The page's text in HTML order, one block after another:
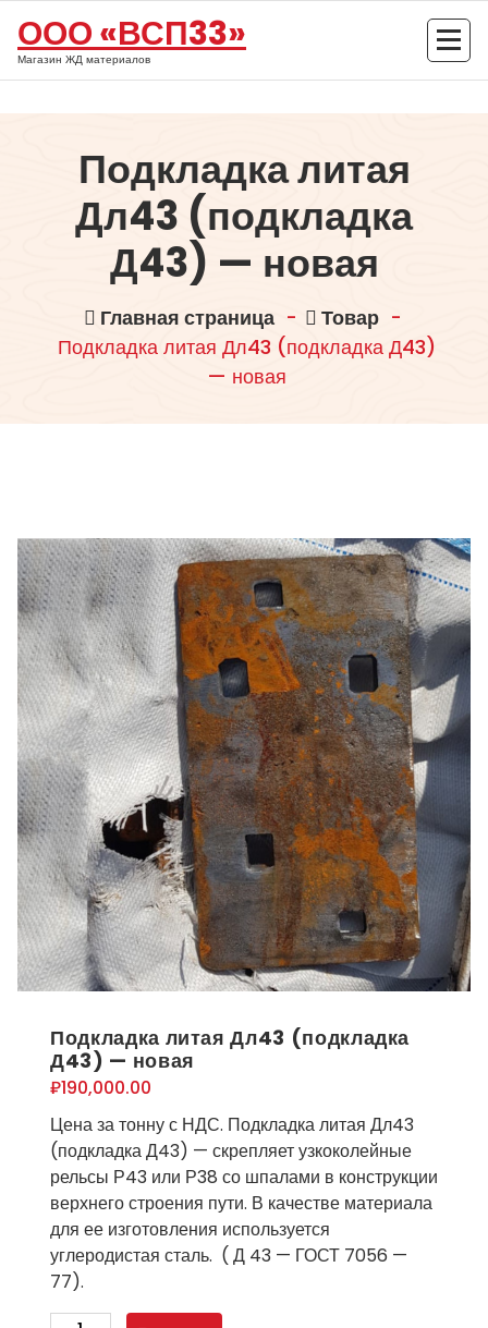
содержимому
ООО «ВСП33»
Магазин ЖД материалов
Подкладка литая
Дл43 (подкладка
Д43) — новая
Главная страница- Товар-
Подкладка литая Дл43 (подкладка Д43)
— новая
Подкладка литая Дл43 (подкладка
Д43) — новая
₽190,000.00
Цена за тонну с НДС. Подкладка литая Дл43
(подкладка Д43) — скрепляет узкоколейные
рельсы Р43 или Р38 со шпалами в конструкции
верхнего строения пути. В качестве материала
для ее изготовления используется
углеродистая сталь. ( Д 43 — ГОСТ 7056 —
77).